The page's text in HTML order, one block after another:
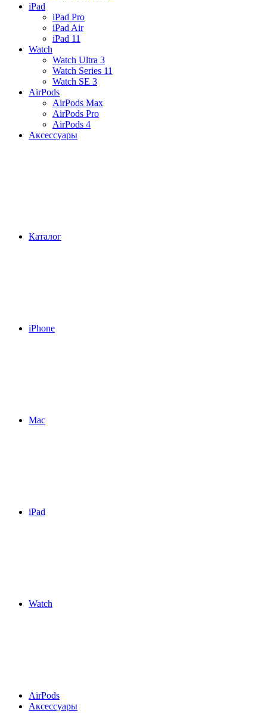
iPad
iPad Pro
iPad Air
iPad 11
Watch
Watch Ultra 3
Watch Series 11
Watch SE 3
AirPods
AirPods Max
AirPods Pro
AirPods 4
Аксессуары
Каталог
iPhone
Mac
iPad
Watch
AirPods
Аксессуары